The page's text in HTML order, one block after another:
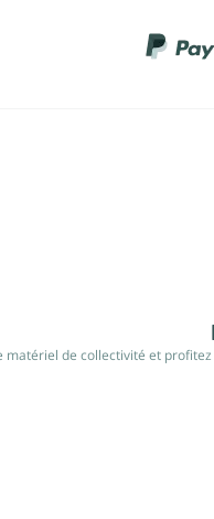
matériel de collectivité et